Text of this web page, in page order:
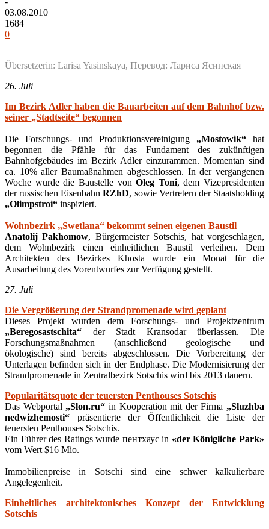
03.08.2010
1684
0
Übersetzerin: Larisa Yasinskaya, Перевод: Лариса Ясинская
26. Juli
Im Bezirk Adler haben die Bauarbeiten auf dem Bahnhof bzw.
seiner „Stadtseite“ begonnen
Die Forschungs- und Produktionsvereinigung „Mostowik“ hat
begonnen die Pfähle für das Fundament des zukünftigen
Bahnhofgebäudes im Bezirk Adler einzurammen. Momentan sind
ca. 10% aller Baumaßnahmen abgeschlossen. In der vergangenen
Woche wurde die Baustelle vonOleg Toni, dem Vizepresidenten
der russischen EisenbahnRZhD, sowie Vertretern der Staatsholding
„Olimpstroi“ inspiziert.
Wohnbezirk „Swetlana“ bekommt seinen eigenen Baustil
Anatolij Pakhomow, Bürgermeister Sotschis, hat vorgeschlagen,
dem Wohnbezirk einen einheitlichen Baustil verleihen. Dem
Architekten des Bezirkes Khosta wurde ein Monat für die
Ausarbeitung des Vorentwurfes zur Verfügung gestellt.
27. Juli
Die Vergrößerung der Strandpromenade wird geplant
Dieses Projekt wurden dem Forschungs- und Projektzentrum
„Beregosastschita“ der Stadt Kransodar überlassen. Die
Forschungsmaßnahmen (anschließend geologische und
ökologische) sind bereits abgeschlossen. Die Vorbereitung der
Unterlagen befinden sich in der Endphase. Die Modernisierung der
Strandpromenade in Zentralbezirk Sotschis wird bis 2013 dauern.
Popularitätsquote der teuersten Penthouses Sotschis
Das Webportal „Slon.ru“ in Kooperation mit der Firma „Sluzhba
nedwizhemosti“ präsentierte der Öffentlichkeit die Liste der
teuersten Penthouses Sotschis.
Ein Führer des Ratings wurde пентхаус in «der Königliche Park»
vom Wert $16 Mio.
Immobilienpreise in Sotschi sind eine schwer kalkulierbare
Angelegenheit.
Einheitliches architektonisches Konzept der Entwicklung
Sotschis